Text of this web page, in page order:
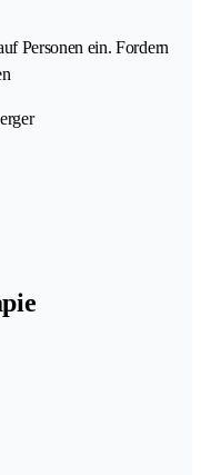
Personen ein. Fordern